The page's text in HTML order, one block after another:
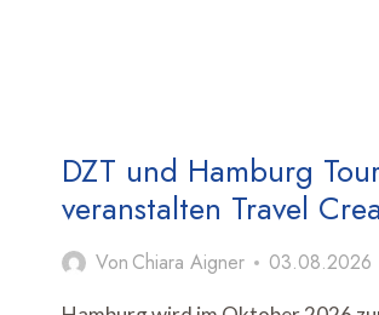
DZT und Hamburg
veranstalten Travel
Von Chiara Aigner 03.08.2026